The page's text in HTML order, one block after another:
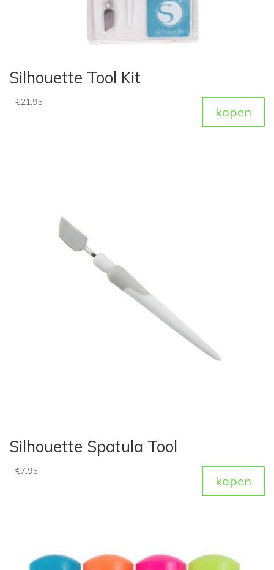
Silhouette Tool Kit
€21,95
kopen
Silhouette Spatula Tool
€7,95
kopen